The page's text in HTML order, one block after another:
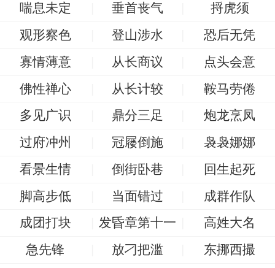
喘息未定
垂首丧气
捋虎须
观形察色
登山涉水
恐后无凭
寡情薄意
从长商议
点头会意
佛性禅心
从长计较
鞍马劳倦
多见广识
鼎分三足
炮龙烹凤
过府冲州
冠屦倒施
袅袅娜娜
看景生情
倒街卧巷
回生起死
脚高步低
当面错过
成群作队
成团打块
发昏章第十一
高姓大名
急先锋
放刁把滥
东挪西撮